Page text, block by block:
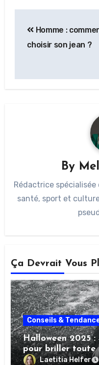
Homme :
choisir son jean ?
By
Rédactrice
santé, sport et
Ça Devrait Vous
Conseils &
Halloween 2025 :
pour briller toute
Laetitia Helfer